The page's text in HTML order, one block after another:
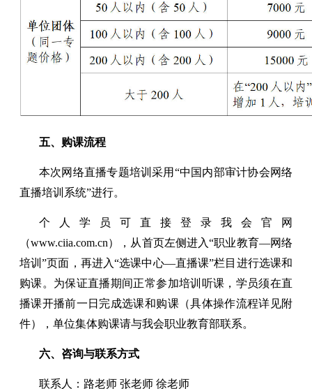
五、购课流程
本次网络直播专题培训采用“中国内部审计协会网络
直播培训系统”进行。
个人学员可直接登录我会官网
（www.ciia.com.cn），从首页左侧进入“职业教育—网络
培训”页面，再进入“选课中心—直播课”栏目进行选课和
购课。为保证直播期间正常参加培训听课，学员须在直
播课开播前一日完成选课和购课（具体操作流程详见附
件），单位集体购课请与我会职业教育部联系。
六、咨询与联系方式
联系人：路老师 张老师 徐老师